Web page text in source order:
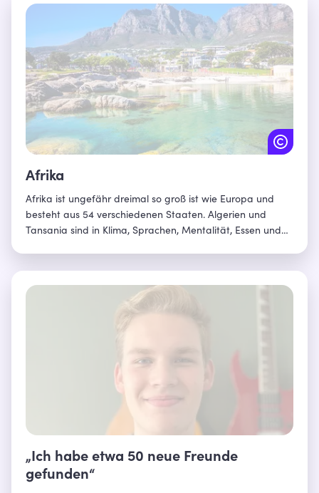
Afrika
Afrika ist ungefähr dreimal so groß ist wie Europa und
besteht aus 54 verschiedenen Staaten. Algerien und
Tansania sind in Klima, Sprachen, Mentalität, Essen und
„Ich habe etwa 50 neue Freunde
gefunden“